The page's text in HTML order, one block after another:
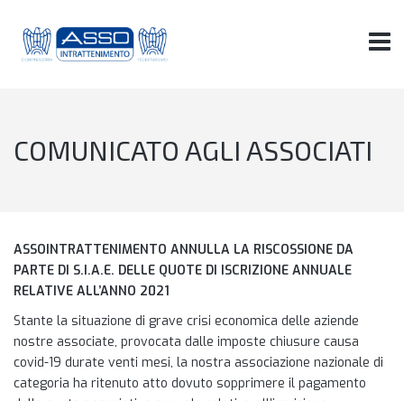
COMUNICATO AGLI ASSOCIATI
ASSOINTRATTENIMENTO ANNULLA LA RISCOSSIONE DA
PARTE DI S.I.A.E. DELLE QUOTE DI ISCRIZIONE ANNUALE
RELATIVE ALL’ANNO 2021
Stante la situazione di grave crisi economica delle aziende
nostre associate, provocata dalle imposte chiusure causa
covid-19 durate venti mesi, la nostra associazione nazionale di
categoria ha ritenuto atto dovuto sopprimere il pagamento